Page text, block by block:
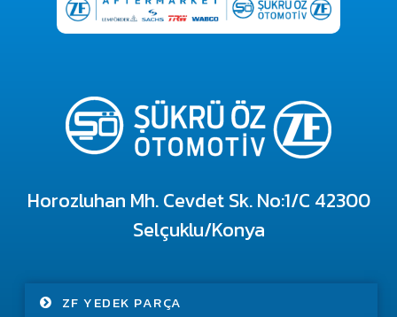
Horozluhan Mh. Cevdet Sk. No:1/C 42300
Selçuklu/Konya
ZF YEDEK PARÇA